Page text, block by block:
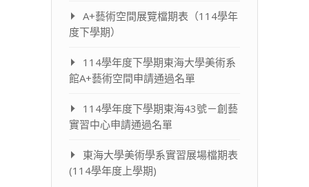
A+藝術空間展覽檔期表（114學年
度下學期）
114學年度下學期東海大學美術系
館A+藝術空間申請通過名單
114學年度下學期東海43號－創藝
實習中心申請通過名單
東海大學美術學系實習展場檔期表
(114學年度上學期)